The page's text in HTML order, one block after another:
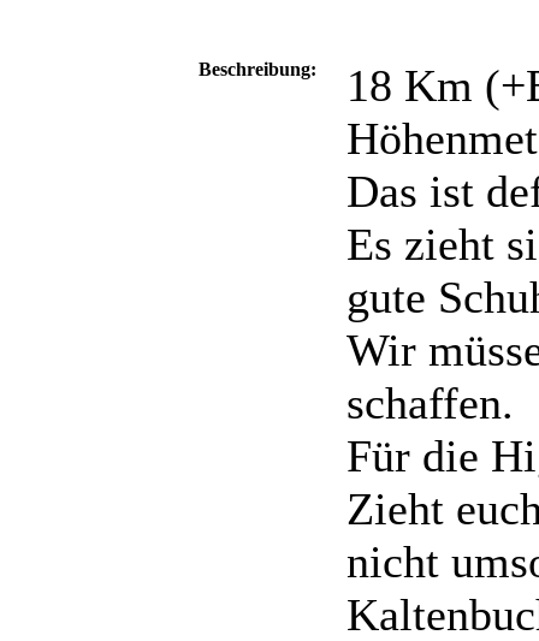
Beschreibung:
18 Km
Das ist
Es zieht
gute
Wir
schaffen.
Für die
Zieht
nicht